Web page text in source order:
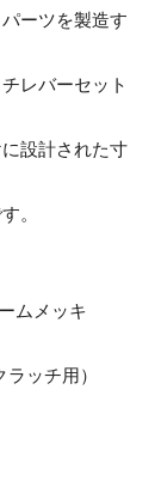
ーツを製造す
レバーセット
設計された寸
。
ムメッキ
ッチ用）